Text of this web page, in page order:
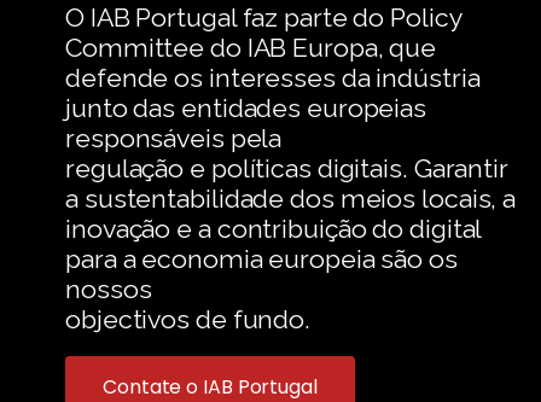
O IAB Portugal faz parte do Policy
Committee do IAB Europa, que
defende os interesses da indústria
junto das entidades europeias
responsáveis pela
regulação e políticas digitais. Garantir
a sustentabilidade dos meios locais, a
inovação e a contribuição do digital
para a economia europeia são os
nossos
objectivos de fundo.
Contate o IAB Portugal